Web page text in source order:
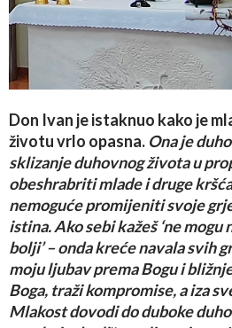
Don Ivan je istaknuo kako je
životu vrlo opasna. Ona je
sklizanje duhovnog života u
obeshrabriti mlade i druge
nemoguće promijeniti svoje
istina. Ako sebi kažeš ‘ne
bolji’ – onda kreće navala svih
moju ljubav prema Bogu i
Boga, traži kompromise, a iza
Mlakost dovodi do duboke